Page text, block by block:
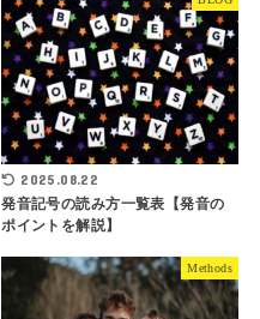
2025.08.22
発音記号の読み方一覧表【発音の
ポイントを解説】
Methods